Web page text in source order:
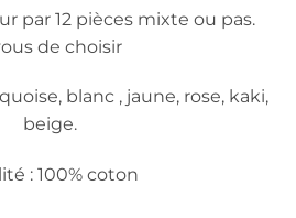
par 12 pièces mixte ou pas.
de choisir
blanc , jaune, rose, kaki,
beige.
: 100% coton